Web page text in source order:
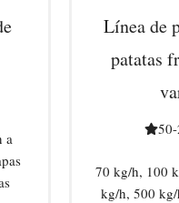
a
Línea de
patatas
70 kg/h, 100
kg/h, 500